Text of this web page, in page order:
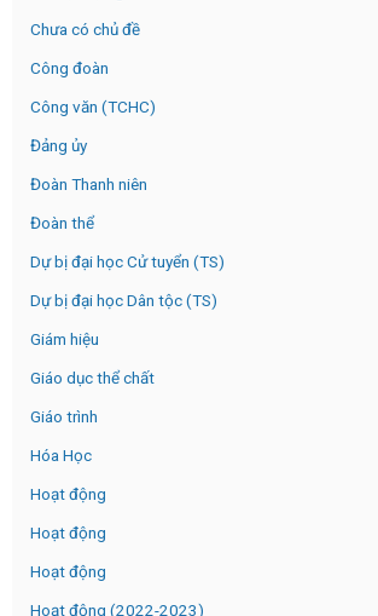
Chưa có chủ đề
Công đoàn
Công văn (TCHC)
Đảng ủy
Đoàn Thanh niên
Đoàn thể
Dự bị đại học Cử tuyển (TS)
Dự bị đại học Dân tộc (TS)
Giám hiệu
Giáo dục thể chất
Giáo trình
Hóa Học
Hoạt động
Hoạt động
Hoạt động
Hoạt động (2022-2023)